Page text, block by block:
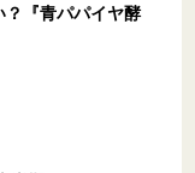
？『青パパイヤ酵